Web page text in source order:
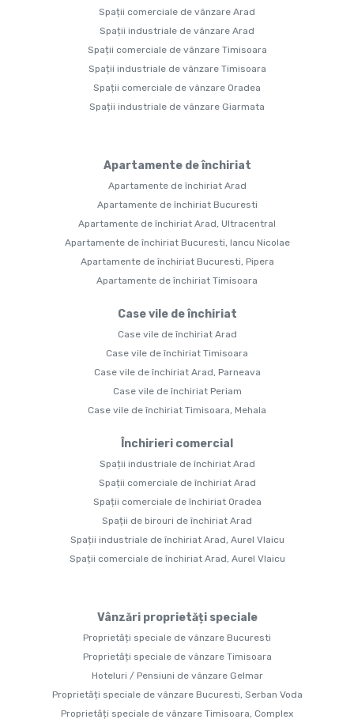
Spații comerciale de vânzare Arad
Spații industriale de vânzare Arad
Spații comerciale de vânzare Timisoara
Spații industriale de vânzare Timisoara
Spații comerciale de vânzare Oradea
Spații industriale de vânzare Giarmata
Apartamente de închiriat
Apartamente de închiriat Arad
Apartamente de închiriat Bucuresti
Apartamente de închiriat Arad, Ultracentral
Apartamente de închiriat Bucuresti, Iancu Nicolae
Apartamente de închiriat Bucuresti, Pipera
Apartamente de închiriat Timisoara
Case vile de închiriat
Case vile de închiriat Arad
Case vile de închiriat Timisoara
Case vile de închiriat Arad, Parneava
Case vile de închiriat Periam
Case vile de închiriat Timisoara, Mehala
Închirieri comercial
Spații industriale de închiriat Arad
Spații comerciale de închiriat Arad
Spații comerciale de închiriat Oradea
Spații de birouri de închiriat Arad
Spații industriale de închiriat Arad, Aurel Vlaicu
Spații comerciale de închiriat Arad, Aurel Vlaicu
Vânzări proprietăți speciale
Proprietăți speciale de vânzare Bucuresti
Proprietăți speciale de vânzare Timisoara
Hoteluri / Pensiuni de vânzare Gelmar
Proprietăți speciale de vânzare Bucuresti, Serban Voda
Proprietăți speciale de vânzare Timisoara, Complex